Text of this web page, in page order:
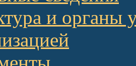
и органы